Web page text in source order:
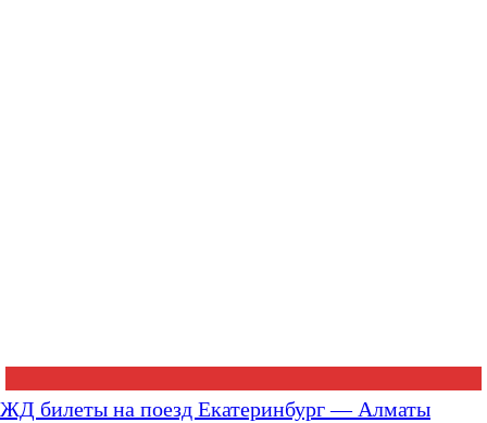
ЖД билеты на поезд Екатеринбург — Алматы